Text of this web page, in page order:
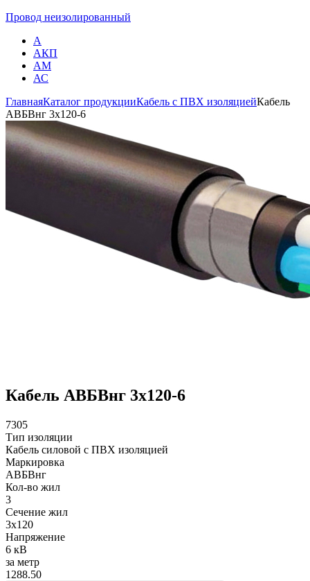
Провод неизолированный
А
АКП
АМ
АС
ГлавнаяКаталог продукцииКабель с ПВХ изоляциейКабель
АВБВнг 3х120-6
Кабель АВБВнг 3х120-6
7305
Тип изоляции
Кабель силовой с ПВХ изоляцией
Маркировка
АВБВнг
Кол-во жил
3
Сечение жил
3х120
Напряжение
6 кВ
за метр
1288.50